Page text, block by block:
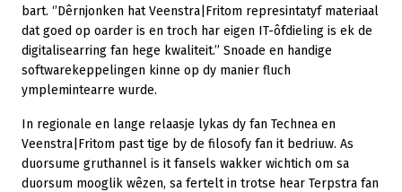
bart. ‘’Dêrnjonken hat Veenstra|Fritom represintatyf materiaal
dat goed op oarder is en troch har eigen IT-ôfdieling is ek de
digitalisearring fan hege kwaliteit.’’ Snoade en handige
softwarekeppelingen kinne op dy manier fluch
ymplemintearre wurde.
In regionale en lange relaasje lykas dy fan Technea en
Veenstra|Fritom past tige by de filosofy fan it bedriuw. As
duorsume gruthannel is it fansels wakker wichtich om sa
duorsum mooglik wêzen, sa fertelt in trotse hear Terpstra fan